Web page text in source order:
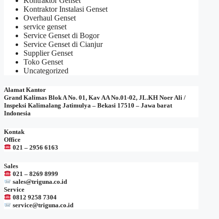
Kontraktor Instalasi Genset
Overhaul Genset
service genset
Service Genset di Bogor
Service Genset di Cianjur
Supplier Genset
Toko Genset
Uncategorized
Alamat Kantor
Grand Kalimas Blok A No. 01, Kav AA No.01-02, JL.KH Noer Ali /
Inspeksi Kalimalang Jatimulya – Bekasi 17510 – Jawa barat
Indonesia
Kontak
Office
021 – 2956 6163
Sales
021 – 8269 8999
sales@triguna.co.id
Service
0812 9258 7304
service@triguna.co.id